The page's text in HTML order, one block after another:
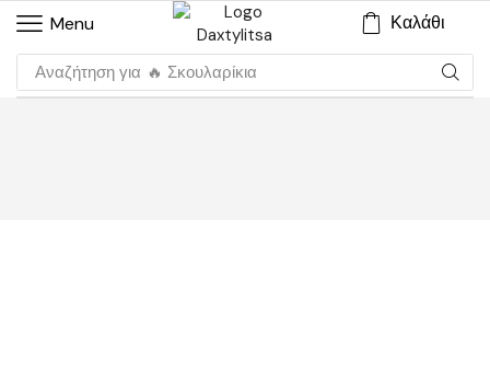
Menu Καλάθι
Αναζήτηση για 🔥 Σκουλαρίκια